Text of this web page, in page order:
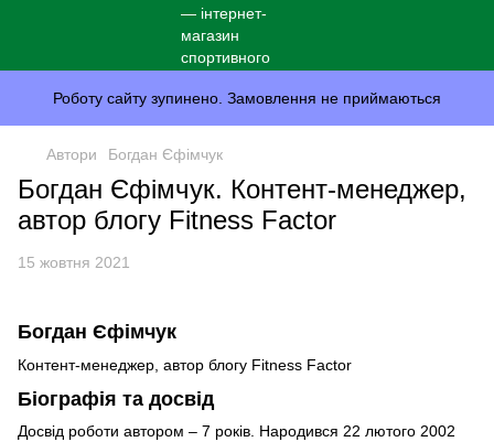
Роботу сайту зупинено. Замовлення не приймаються
Автори Богдан Єфімчук
Богдан Єфімчук. Контент-менеджер,
автор блогу Fitness Factor
15 жовтня 2021
Богдан Єфімчук
Контент-менеджер, автор блогу Fitness Factor
Біографія та досвід
Досвід роботи автором – 7 років. Народився 22 лютого 2002